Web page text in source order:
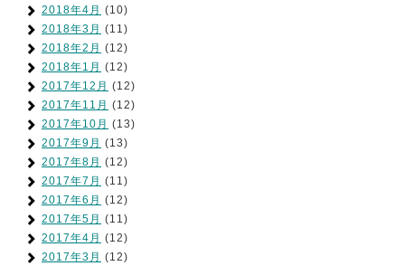
2018年4月 (10)
2018年3月 (11)
2018年2月 (12)
2018年1月 (12)
2017年12月 (12)
2017年11月 (12)
2017年10月 (13)
2017年9月 (13)
2017年8月 (12)
2017年7月 (11)
2017年6月 (12)
2017年5月 (11)
2017年4月 (12)
2017年3月 (12)